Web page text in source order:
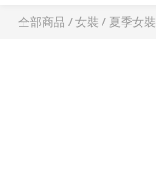
全部商品 /女裝 / 夏季女裝